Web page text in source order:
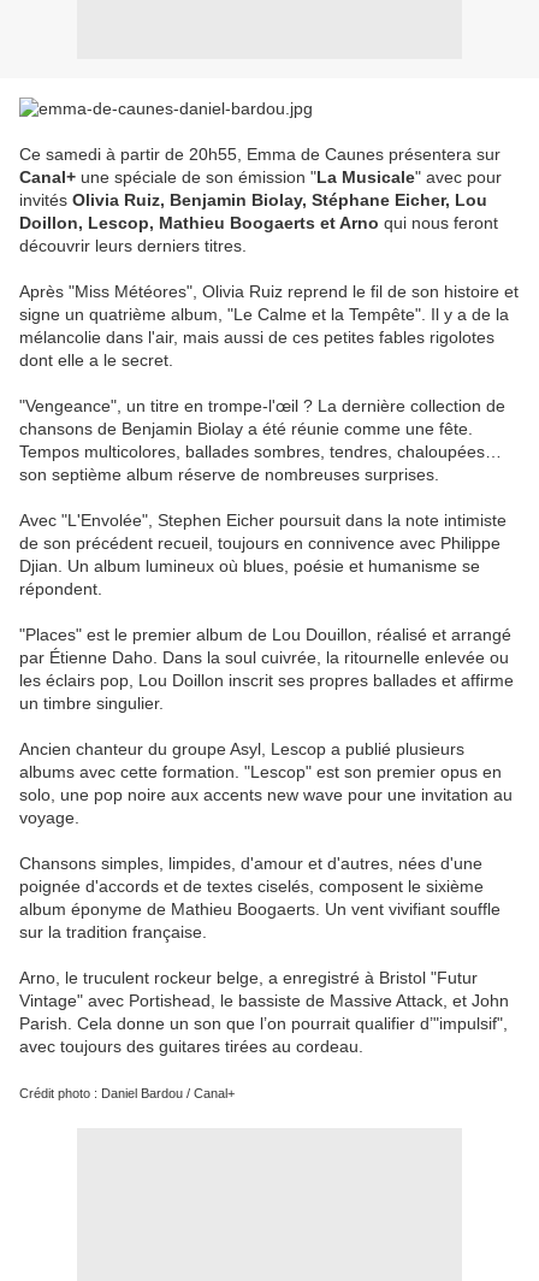
Ce samedi à partir de 20h55, Emma de Caunes présentera sur
Canal+ une spéciale de son émission "La Musicale" avec pour
invités Olivia Ruiz, Benjamin Biolay, Stéphane Eicher, Lou
Doillon, Lescop, Mathieu Boogaerts et Arno qui nous feront
découvrir leurs derniers titres.
Après "Miss Météores", Olivia Ruiz reprend le fil de son histoire et
signe un quatrième album, "Le Calme et la Tempête". Il y a de la
mélancolie dans l'air, mais aussi de ces petites fables rigolotes
dont elle a le secret.
"Vengeance", un titre en trompe-l'œil ? La dernière collection de
chansons de Benjamin Biolay a été réunie comme une fête.
Tempos multicolores, ballades sombres, tendres, chaloupées…
son septième album réserve de nombreuses surprises.
Avec "L'Envolée", Stephen Eicher poursuit dans la note intimiste
de son précédent recueil, toujours en connivence avec Philippe
Djian. Un album lumineux où blues, poésie et humanisme se
répondent.
"Places" est le premier album de Lou Douillon, réalisé et arrangé
par Étienne Daho. Dans la soul cuivrée, la ritournelle enlevée ou
les éclairs pop, Lou Doillon inscrit ses propres ballades et affirme
un timbre singulier.
Ancien chanteur du groupe Asyl, Lescop a publié plusieurs
albums avec cette formation. "Lescop" est son premier opus en
solo, une pop noire aux accents new wave pour une invitation au
voyage.
Chansons simples, limpides, d'amour et d'autres, nées d'une
poignée d'accords et de textes ciselés, composent le sixième
album éponyme de Mathieu Boogaerts. Un vent vivifiant souffle
sur la tradition française.
Arno, le truculent rockeur belge, a enregistré à Bristol "Futur
Vintage" avec Portishead, le bassiste de Massive Attack, et John
Parish. Cela donne un son que l’on pourrait qualifier d’"impulsif",
avec toujours des guitares tirées au cordeau.
Crédit photo : Daniel Bardou / Canal+